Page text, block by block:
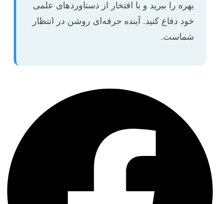
بهره را ببرید و با افتخار از دستاوردهای علمی
خود دفاع کنید. آینده حرفه‌ای روشن در انتظار
شماست.